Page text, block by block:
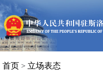
首页 > 立场表态